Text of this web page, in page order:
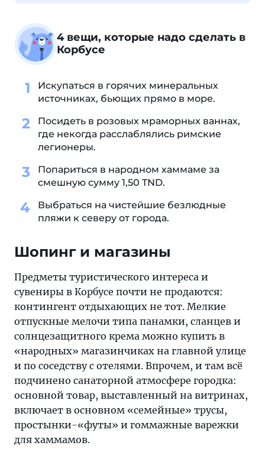
4 вещи, которые надо сделать в
Корбусе
Искупаться в горячих минеральных
источниках, бьющих прямо в море.
Посидеть в розовых мраморных ваннах,
где некогда расслаблялись римские
легионеры.
Попариться в народном хаммаме за
смешную сумму 1,50 TND.
Выбраться на чистейшие безлюдные
пляжи к северу от города.
Шопинг и магазины
Предметы туристического интереса и
сувениры в Корбусе почти не продаются:
контингент отдыхающих не тот. Мелкие
отпускные мелочи типа панамки, сланцев и
солнцезащитного крема можно купить в
«народных» магазинчиках на главной улице
и по соседству с отелями. Впрочем, и там всё
подчинено санаторной атмосфере городка:
основной товар, выставленный на витринах,
включает в основном «семейные» трусы,
простынки-«футы» и гоммажные варежки
для хаммамов.